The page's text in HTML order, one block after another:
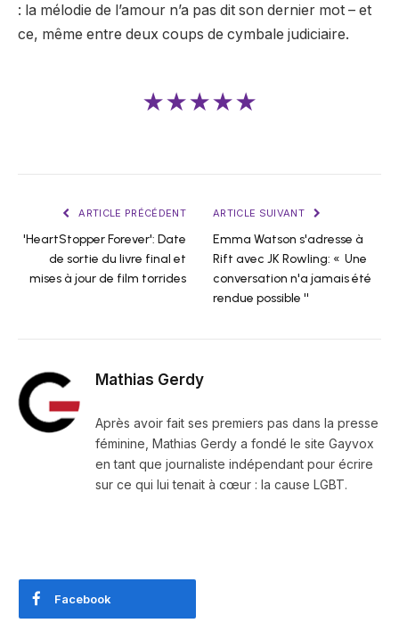
: la mélodie de l’amour n’a pas dit son dernier mot – et
ce, même entre deux coups de cymbale judiciaire.
★★★★★
ARTICLE PRÉCÉDENT
'HeartStopper Forever': Date
de sortie du livre final et
mises à jour de film torrides
ARTICLE SUIVANT
Emma Watson s'adresse à
Rift avec JK Rowling: « Une
conversation n'a jamais été
rendue possible ''
Mathias Gerdy
Après avoir fait ses premiers pas dans la presse
féminine, Mathias Gerdy a fondé le site Gayvox
en tant que journaliste indépendant pour écrire
sur ce qui lui tenait à cœur : la cause LGBT.
Facebook